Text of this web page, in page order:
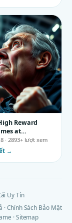
Reward
at
– A Criteria-
· 2893+ lượt xem
→
Uy Tín
·Chính Sách Bảo Mật
·Sitemap